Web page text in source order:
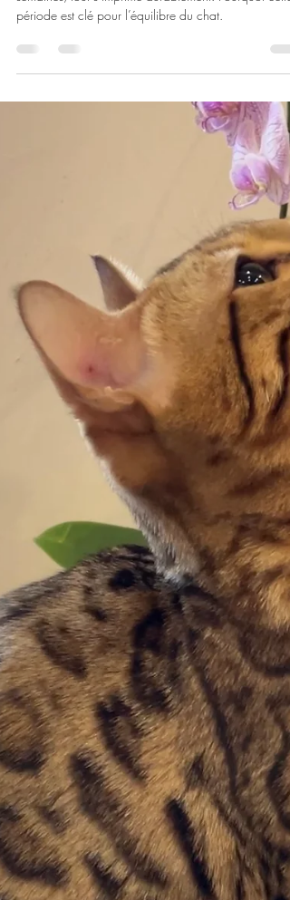
Cashmere Bengals
15 déc. 2025
💫 L'effet "impression" : ce que le
Bengal enregistre à vie
Effet d’impression chez le Bengal : entre 8 et 12
semaines, tout s’imprime durablement. Pourquoi cette